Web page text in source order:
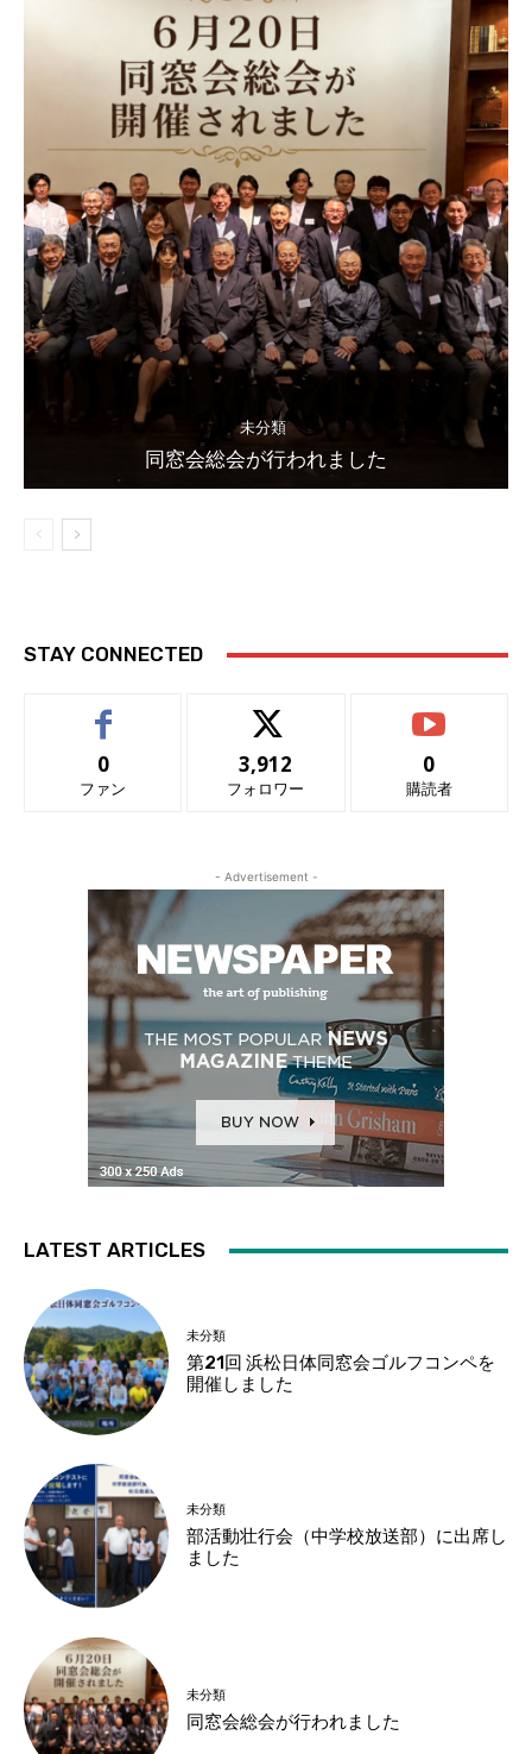
未分類
同窓会総会が行われました
STAY CONNECTED
0
ファン
3,912
フォロワー
0
購読者
- Advertisement -
LATEST ARTICLES
未分類
第21回 浜松日体同窓会ゴルフコンペを
開催しました
未分類
部活動壮行会（中学校放送部）に出席し
ました
未分類
同窓会総会が行われました